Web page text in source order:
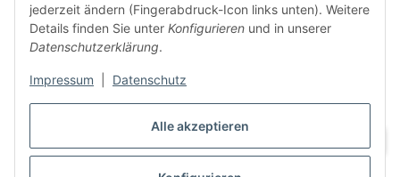
Alle akzeptieren
jederzeit ändern (Fingerabdruck-Icon links unten). Weitere
Details finden Sie unter Konfigurieren und in unserer
Datenschutzerklärung.
Impressum Datenschutz
Tel.: 0561 9885 9996
Mo. bis Sa.
10:00 - 19:00Uhr